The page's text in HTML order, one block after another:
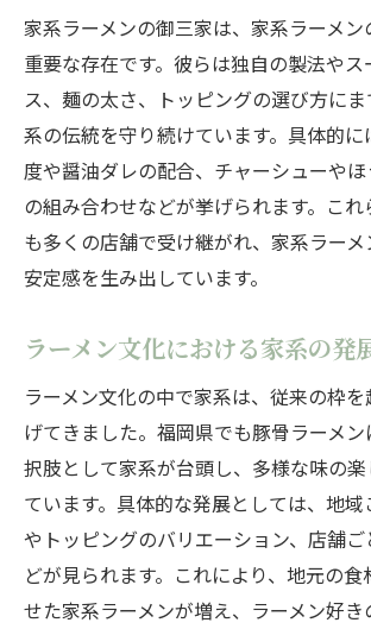
家系ラーメンの御三家は、家系ラーメ
重要な存在です。彼らは独自の製法やス
ス、麺の太さ、トッピングの選び方に
系の伝統を守り続けています。具体的
度や醤油ダレの配合、チャーシューや
の組み合わせなどが挙げられます。こ
も多くの店舗で受け継がれ、家系ラー
安定感を生み出しています。
ラーメン文化における家系の発
ラーメン文化の中で家系は、従来の枠
げてきました。福岡県でも豚骨ラーメ
択肢として家系が台頭し、多様な味の
ています。具体的な発展としては、地
やトッピングのバリエーション、店舗
どが見られます。これにより、地元の
せた家系ラーメンが増え、ラーメン好